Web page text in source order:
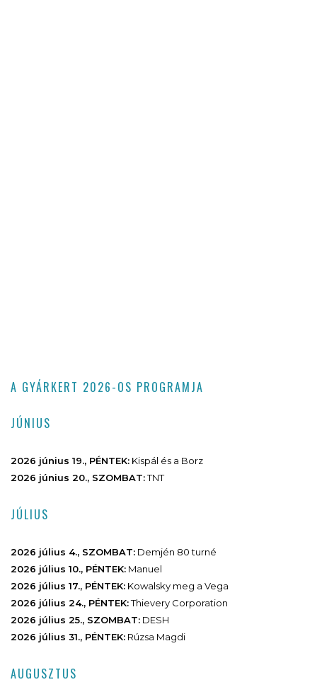
A GYÁRKERT 2026-OS PROGRAMJA
JÚNIUS
2026 június 19., PÉNTEK: Kispál és a Borz
2026 június 20., SZOMBAT:TNT
JÚLIUS
2026 július 4., SZOMBAT: Demjén 80 turné
2026 július 10., PÉNTEK: Manuel
2026 július 17., PÉNTEK: Kowalsky meg a Vega
2026 július 24., PÉNTEK:Thievery Corporation
2026 július 25., SZOMBAT: DESH
2026 július 31., PÉNTEK: Rúzsa Magdi
AUGUSZTUS